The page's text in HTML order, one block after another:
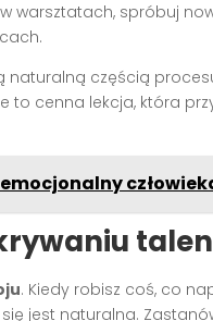
w warsztatach, spróbuj
naturalną częścią
to cenna lekcja, która
. Kiedy robisz coś, co
jest naturalna.